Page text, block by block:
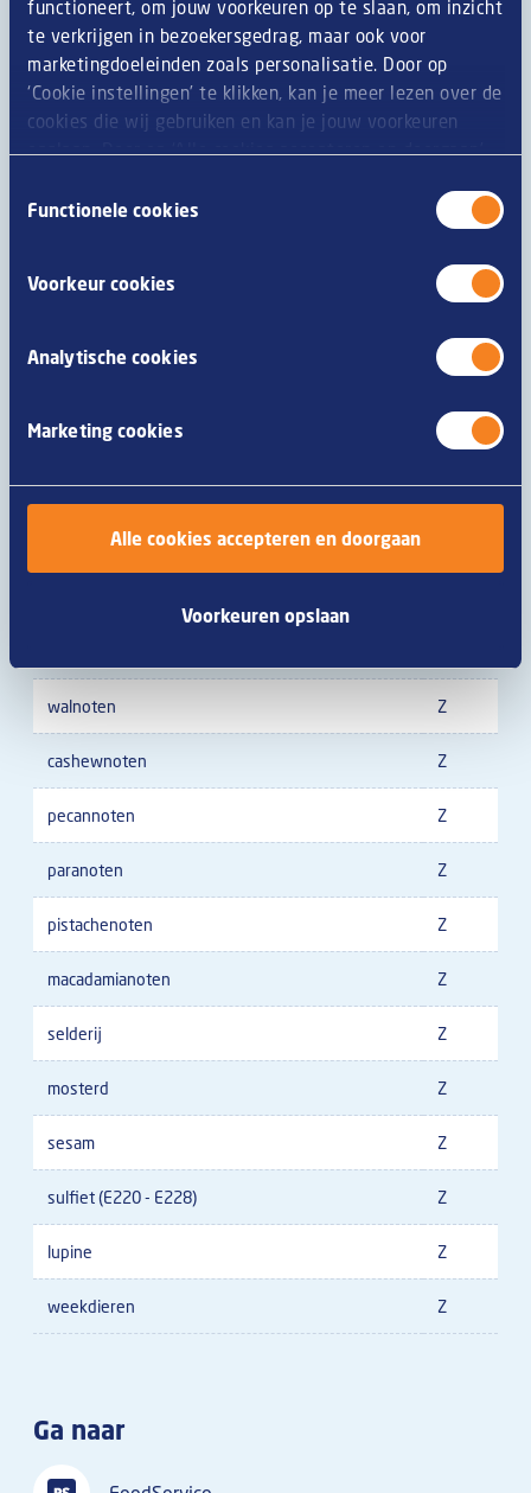
functioneert, om jouw voorkeuren op te slaan, om inzicht
te verkrijgen in bezoekersgedrag, maar ook voor
marketingdoeleinden zoals personalisatie. Door op
‘Cookie instellingen’ te klikken, kan je meer lezen over de
cookies die wij gebruiken en kan je jouw voorkeuren
opslaan. Door op ‘Alle cookies accepteren en doorgaan’
cookies zoals omschreven in onze
Functionele cookies
Voorkeur cookies
Analytische cookies
Marketing cookies
Alle cookies accepteren en doorgaan
Voorkeuren opslaan
haver
spelt Z
khorasantarwe Z
schaaldieren M
Z
K
soja Z
melk M
walnoten Z
cashewnoten Z
pecannoten Z
paranoten Z
pistachenoten Z
macadamianoten Z
selderij Z
mosterd Z
sesam Z
sulfiet (E220 - E228) Z
lupine Z
weekdieren Z
Ga naar